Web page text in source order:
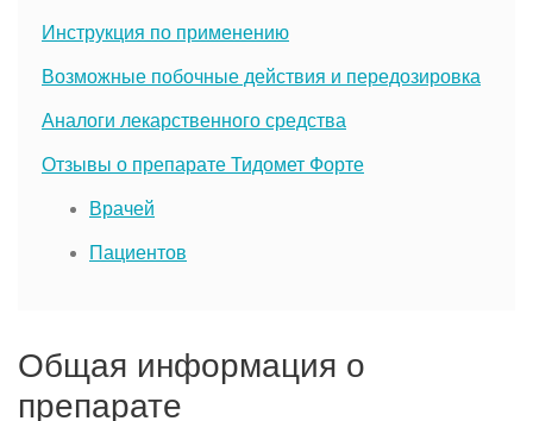
Инструкция по применению
Возможные побочные действия и передозировка
Аналоги лекарственного средства
Отзывы о препарате Тидомет Форте
Врачей
Пациентов
Общая информация о
препарате